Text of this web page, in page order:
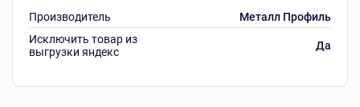
Производитель
Металл Профиль
Исключить товар из
выгрузки яндекс
Да